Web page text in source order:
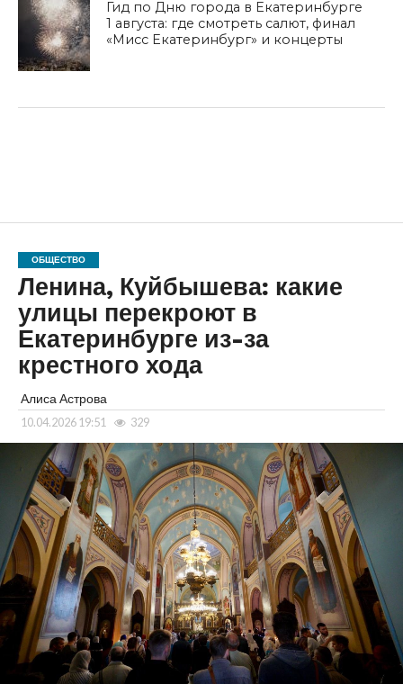
Гид по Дню города в Екатеринбурге
1 августа: где смотреть салют, финал
«Мисс Екатеринбург» и концерты
ОБЩЕСТВО
Ленина, Куйбышева: какие
улицы перекроют в
Екатеринбурге из-за
крестного хода
Алиса Астрова
10.04.2026 19:51 329